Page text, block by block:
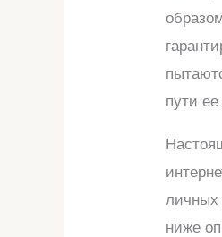
пути
личных
ниже